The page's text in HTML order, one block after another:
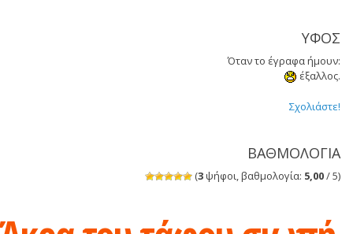
ΥΦΟΣ
Όταν το έγραφα ήμουν:
έξαλλος.
Σχολιάστε!
ΒΑΘΜΟΛΟΓΙΑ
(3ψήφοι, βαθμολογία: 5,00/ 5)